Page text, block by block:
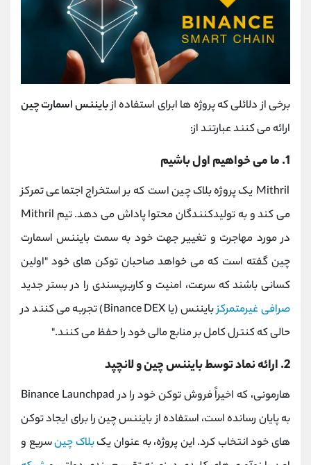
برخی از دلائلی که پروژه ها ابرای استفاده ازبایننس اسمارت چین
ارائه می کنند عبارتند از:
1. ما می خواهیم اول باشیم
Mithril یک پروژه بلاک چین است که بر استخراج اجتماعی تمرکز
می کند و به تولیدکنندگان محتوا پاداش می دهد. تیم Mithril
در مورد مهاجرت و تغییر جهت خود به سمت بایننس اسمارت
چین گفته است که می خواهد صاحبان توکن های خود "اولین
کسانی باشند که سرعت، امنیت و کاربرپسندی را در بستر جدید
صرافی غیرمتمرکز
بایننس (یا Binance DEX) تجربه می کنند در
حالی که کنترل کامل بر منابع مالی خود را حفظ می کنند."
2. ارائه نماد توسط بایننس چین و لانچپد
هارمونی، که اخیراً فروش توکن خود را در Binance Launchpad
به پایان رسانده است، استفاده از بایننس چین را برای ایجاد توکن
های خود انتخاب کرد. این پروژه، به عنوان یکبلاک چینسریع و